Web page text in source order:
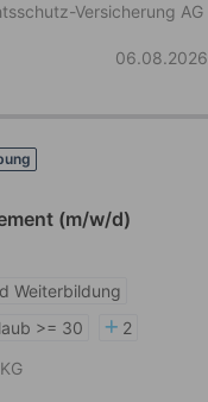
Versicherung AG
06.08.2026
(m/w/d)
Weiterbildung
>= 30
2